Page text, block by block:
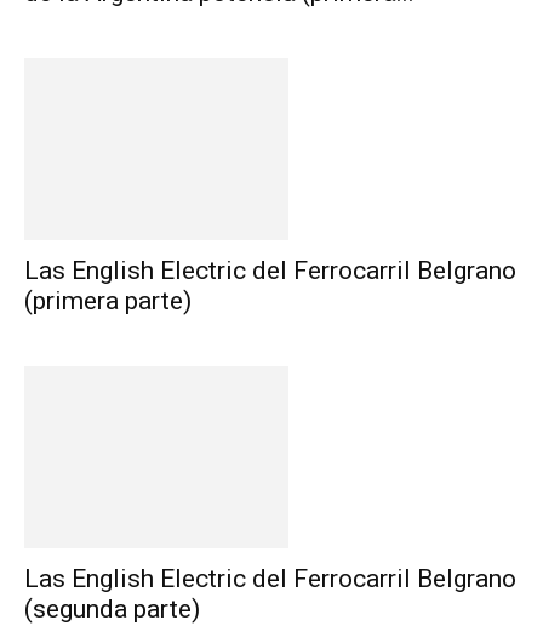
Las English Electric del Ferrocarril Belgrano
(primera parte)
Las English Electric del Ferrocarril Belgrano
(segunda parte)